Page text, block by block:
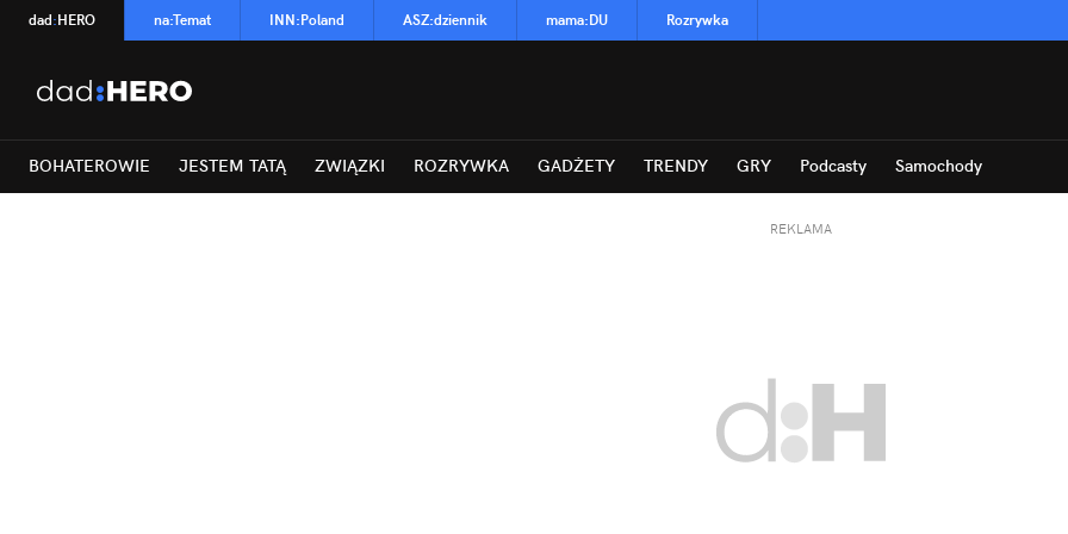
dad:HERO na:Temat INN:Poland ASZ:dziennik mama:DU Rozrywka
BOHATEROWIE JESTEM TATĄ ZWIĄZKI ROZRYWKA GADŻETY TRENDY GRY Podcasty Samochody
REKLAMA